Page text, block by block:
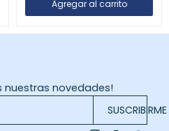
nuestras novedades!
SUSCRIBIRME